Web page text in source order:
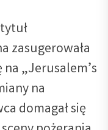
zasugerowała
„Jerusalem’s
na
domagał się